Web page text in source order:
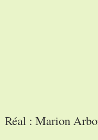
Réal : Marion